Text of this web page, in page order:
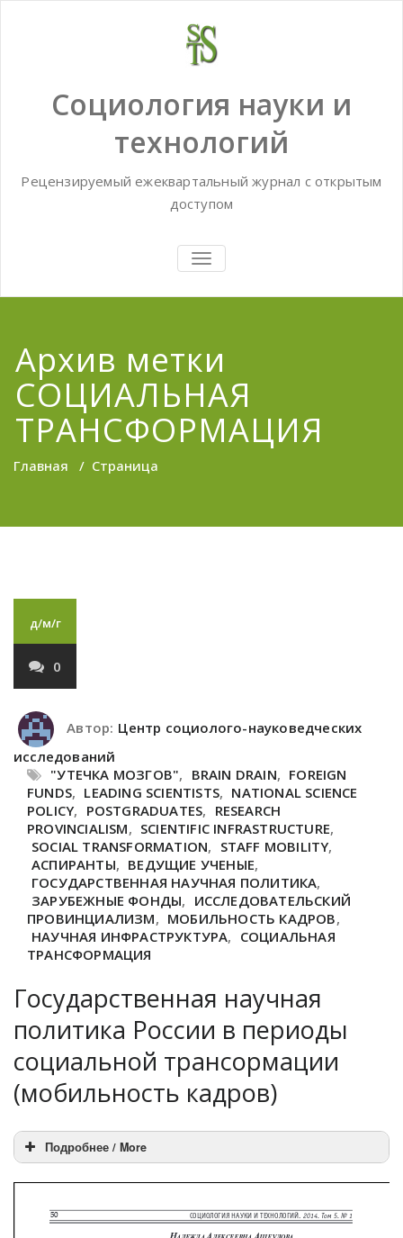
Социология науки и
технологий
Рецензируемый ежеквартальный журнал с открытым
доступом
TOGGLE
NAVIGATION
Архив метки
СОЦИАЛЬНАЯ
ТРАНСФОРМАЦИЯ
Главная / Страница
д/м/г
0
Автор: Центр социолого-науковедческих
исследований
"УТЕЧКА МОЗГОВ", BRAIN DRAIN, FOREIGN
FUNDS, LEADING SCIENTISTS, NATIONAL SCIENCE
POLICY, POSTGRADUATES, RESEARCH
PROVINCIALISM, SCIENTIFIC INFRASTRUCTURE,
SOCIAL TRANSFORMATION, STAFF MOBILITY,
АСПИРАНТЫ, ВЕДУЩИЕ УЧЕНЫЕ,
ГОСУДАРСТВЕННАЯ НАУЧНАЯ ПОЛИТИКА,
ЗАРУБЕЖНЫЕ ФОНДЫ, ИССЛЕДОВАТЕЛЬСКИЙ
ПРОВИНЦИАЛИЗМ, МОБИЛЬНОСТЬ КАДРОВ,
НАУЧНАЯ ИНФРАСТРУКТУРА, СОЦИАЛЬНАЯ
ТРАНСФОРМАЦИЯ
Государственная научная
политика России в периоды
социальной трансормации
(мобильность кадров)
Подробнее / More